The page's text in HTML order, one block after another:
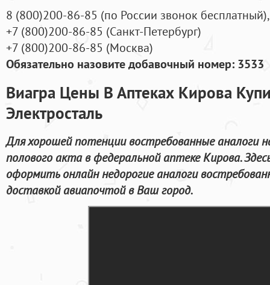
8 (800)200-86-85 (по России звонок бесплатный),
+7 (800)200-86-85 (Санкт-Петербург)
+7 (800)200-86-85 (Москва)
Обязательно назовите добавочный номер: 3533
Виагра Цены В Аптеках Кирова
Электросталь
Для хорошей потенции востребованные аналоги
полового акта в федеральной аптеке Кирова.
оформить онлайн недорогие аналоги
доставкой авиапочтой в Ваш город.